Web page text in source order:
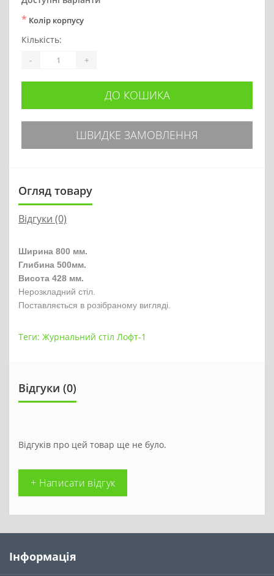
* Колір корпусу
Кількість:
- +
ДО КОШИКА
ШВИДКЕ ЗАМОВЛЕННЯ
Огляд товару
Відгуки (0)
Ширина 800 мм.
Глибина 500мм.
Висота 428 мм.
Поставляється в розібраному вигляді.
Теги: Журнальний стіл Лофт-1
Відгуки (0)
Відгуків про цей товар ще не було.
+ Написати відгук
Інформація